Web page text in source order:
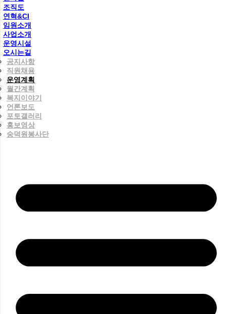
조직도
연혁&CI
임원소개
사업소개
운영시설
오시는길
공지사항
직원채용
운영계획
월간계획
복지이야기
언론보도
포토갤러리
홍보영상
숭덕원봉사단